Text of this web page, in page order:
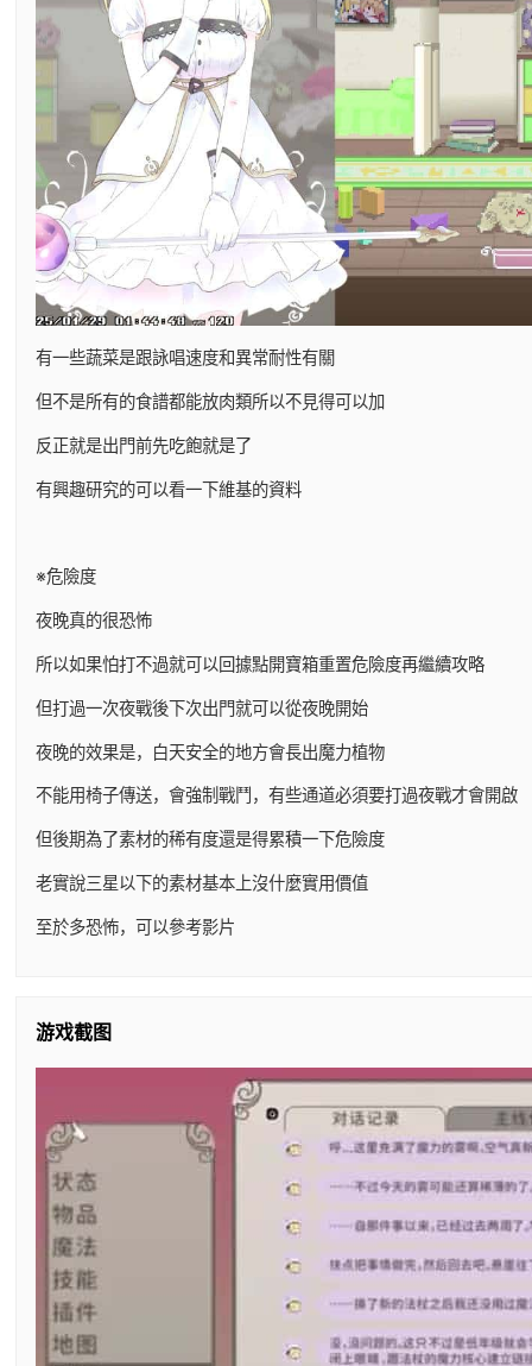
有一些蔬菜是跟詠唱速度和異常耐性有關
但不是所有的食譜都能放肉類所以不見得可以加
反正就是出門前先吃飽就是了
有興趣研究的可以看一下維基的資料
※危險度
夜晚真的很恐怖
所以如果怕打不過就可以回據點開寶箱重置危險度再繼續攻略
但打過一次夜戰後下次出門就可以從夜晚開始
夜晚的效果是，白天安全的地方會長出魔力植物
不能用椅子傳送，會強制戰鬥，有些通道必須要打過夜戰才會開啟
但後期為了素材的稀有度還是得累積一下危險度
老實說三星以下的素材基本上沒什麼實用價值
至於多恐怖，可以參考影片
游戏截图